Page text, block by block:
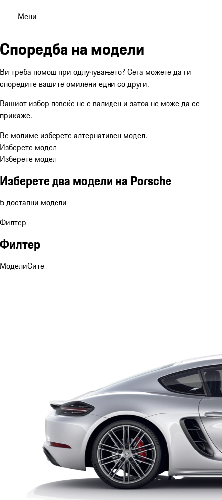
Мени
Споредба на модели
Ви треба помош при одлучувањето? Сега можете да ги
споредите вашите омилени едни со други.
Вашиот избор повеќе не е валиден и затоа не може да се
прикаже.
Ве молиме изберете алтернативен модел.
Изберете модел
Изберете модел
Изберете два модели на Porsche
5 достапни модели
Филтер
Филтер
МоделиСите